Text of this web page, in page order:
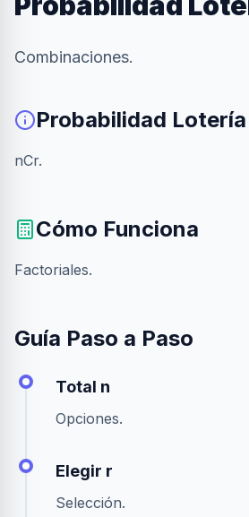
Combinaciones.
Probabilidad Lotería
nCr.
Cómo Funciona
Factoriales.
Guía Paso a Paso
Total n
Opciones.
Elegir r
Selección.